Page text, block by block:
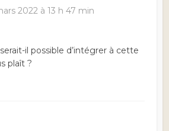
2022 à 13 h 47 min
il possible d’intégrer à cette
plaît ?